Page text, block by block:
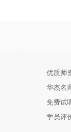
优质师
华杰名
免费试
学员评